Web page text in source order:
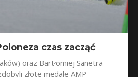
czas zacząć
oraz Bartłomiej Sanetra
złote medale AMP